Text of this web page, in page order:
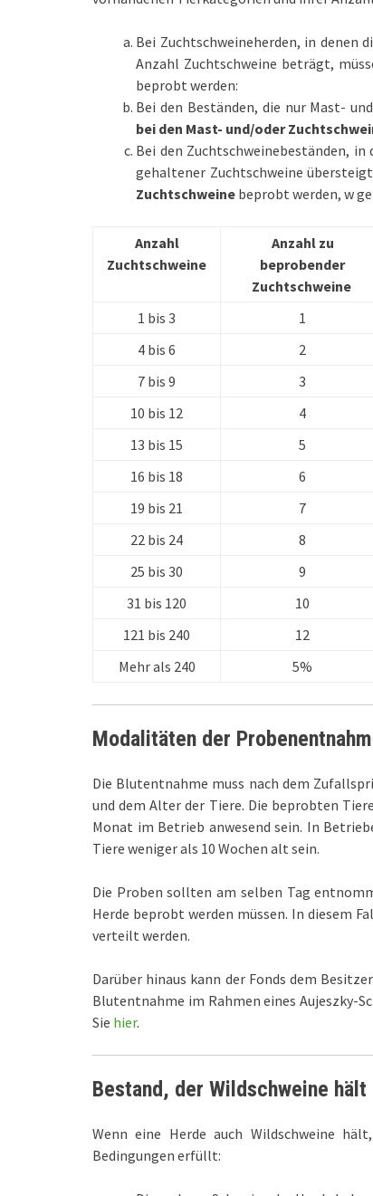
Bei Zuchtschweineherden, in denen
Anzahl Zuchtschweine beträgt,
beprobt werden:
Bei den Beständen, die nur Mast-
bei den Mast- und/oder
Bei den Zuchtschweinebeständen,
gehaltener Zuchtschweine
Zuchtschweine beprobt werden, w
Anzahl
Zuchtschweine
Anzahl zu
beprobender
Zuchtschweine
1 bis 3 1
4 bis 6
2
7 bis 9
3
10 bis 12
4
13 bis 15
5
16 bis 18
6
19 bis 21
7
22 bis 24
8
25 bis 30
9
31 bis 120
10
121 bis 240
12
Mehr als 240
5%
Modalitäten der
Die Blutentnahme muss nach dem
und dem Alter der Tiere. Die beprobten
Monat im Betrieb anwesend sein. In
Tiere weniger als 10 Wochen alt sein.
Die Proben sollten am selben Tag
Herde beprobt werden müssen. In diesem
verteilt werden.
Darüber hinaus kann der Fonds dem
Blutentnahme im Rahmen eines Aujeszky-
Sie hier.
Bestand, der Wildschweine hält
Wenn eine Herde auch Wildschweine
Bedingungen erfüllt: